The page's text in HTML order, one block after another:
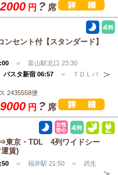
円 ? 席
ンセント付【スタンダード】
＝ 富山駅北口 23:30
バスタ新宿 06:57 ＝ ＴＤＬバ
2435558便
円 ? 席
東京・TDL 4列ワイドシー
賃)
＝ 福井駅 21:50 ＝ 武生